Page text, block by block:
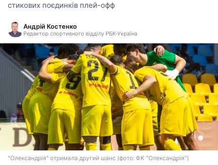
стикових поєдинків плей-офф
Андрій Костенко
Редактор спортивного відділу РБК-Україна
"Олександрія" отримала другий шанс (фото: ФК "Олександрія")